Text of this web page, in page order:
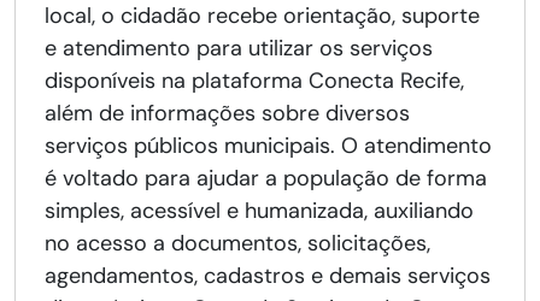
local, o cidadão recebe orientação, suporte
e atendimento para utilizar os serviços
disponíveis na plataforma Conecta Recife,
além de informações sobre diversos
serviços públicos municipais. O atendimento
é voltado para ajudar a população de forma
simples, acessível e humanizada, auxiliando
no acesso a documentos, solicitações,
agendamentos, cadastros e demais serviços